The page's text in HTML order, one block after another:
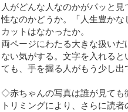
人がどんな人なのかがパッと
性なのかどうか。「人生豊か
カットはなかったか。
両ページにわたる大きな扱い
ない気がする。文字を入れる
ても、手を握る人がもう少し
◇赤ちゃんの写真は誰が見ても
トリミングにより、さらに読